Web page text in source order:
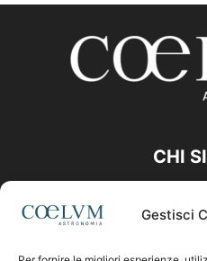
Gestisci
CHI
Contattaci: